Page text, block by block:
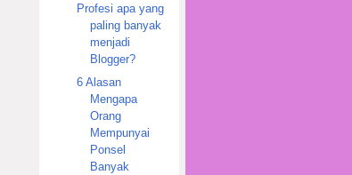
Profesi apa yang
paling banyak
menjadi
Blogger?
6 Alasan
Mengapa
Orang
Mempunyai
Ponsel
Banyak